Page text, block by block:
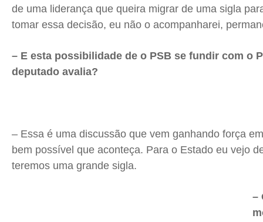
de uma liderança que queira migrar de uma sigla
tomar essa decisão, eu não o acompanharei,
– E esta possibilidade de o PSB se fundir com o
deputado avalia?
– Essa é uma discussão que vem ganhando força
bem possível que aconteça. Para o Estado eu vejo
teremos uma grande sigla.
–